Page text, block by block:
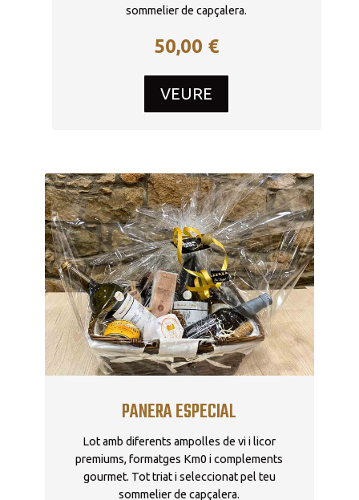
sommelier de capçalera.
50,00 €
VEURE
PANERA ESPECIAL
Lot amb diferents ampolles de vi i licor
premiums, formatges Km0 i complements
gourmet. Tot triat i seleccionat pel teu
sommelier de capçalera.